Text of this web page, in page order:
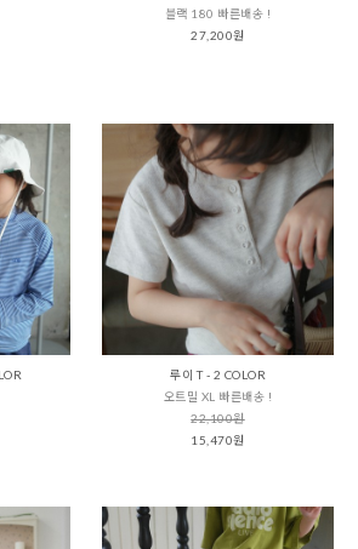
블랙 180 빠른배송 !
27,200원
루이 T - 2 COLOR
오트밀 XL 빠른배송 !
22,100원
15,470원